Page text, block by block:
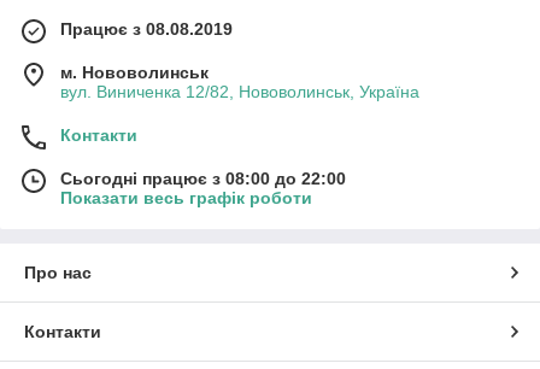
Працює з 08.08.2019
м. Нововолинськ
вул. Виниченка 12/82, Нововолинськ, Україна
Контакти
Сьогодні працює з 08:00 до 22:00
Показати весь графік роботи
Про нас
Контакти